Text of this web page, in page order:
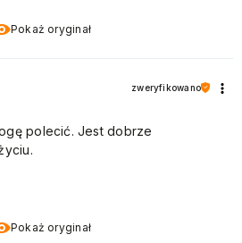
Pokaż oryginał
Pokaż oryginał
zweryfikowano
polecić. Jest dobrze